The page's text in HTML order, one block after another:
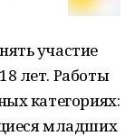
участие
лет. Работы
категориях:
младших